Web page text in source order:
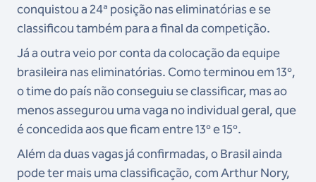
conquistou a 24ª posição nas eliminatórias e se
classificou também para a final da competição.
Já a outra veio por conta da colocação da equipe
brasileira nas eliminatórias. Como terminou em 13º,
o time do país não conseguiu se classificar, mas ao
menos assegurou uma vaga no individual geral, que
é concedida aos que ficam entre 13º e 15º.
Além da duas vagas já confirmadas, o Brasil ainda
pode ter mais uma classificação, com Arthur Nory,